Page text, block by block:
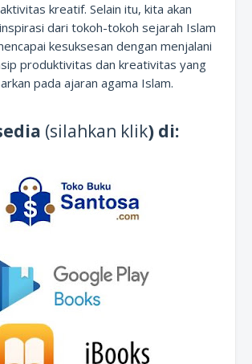
kreatif. Selain itu, kita akan
dari tokoh-tokoh sejarah Islam
kesuksesan dengan menjalani
produktivitas dan kreativitas yang
pada ajaran agama Islam.
(silahkan klik) di: